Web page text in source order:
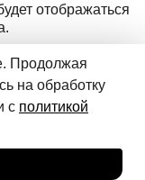
отображаться
дистрибьютор
Продолжая
на обработку
с политикой